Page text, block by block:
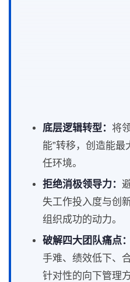
底层逻辑转型： 将
能”转移，创造能
任环境。
拒绝消极领导力：
失工作投入度与创
组织成功的动力。
破解四大团队痛点：
手难、绩效低下、
针对性的向下管理方